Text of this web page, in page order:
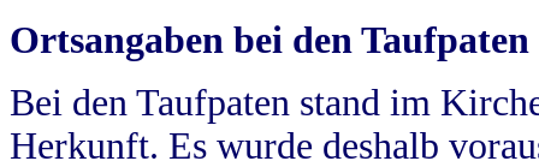
Ortsangaben bei den Taufpaten
Bei den Taufpaten stand im
Herkunft. Es wurde deshalb